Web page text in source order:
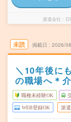
派遣会社
未読 掲載日 2026/
＼10年後に
の職場へ＊
職種未経験OK
WEB登録OK 派遣